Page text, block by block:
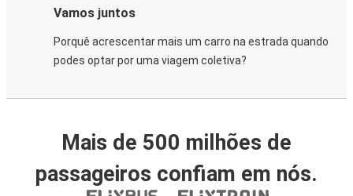
Vamos juntos
Porquê acrescentar mais um carro na estrada quando
podes optar por uma viagem coletiva?
Mais de 500 milhões de
passageiros confiam em nós.